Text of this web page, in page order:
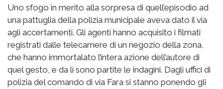
Uno sfogo in merito alla sorpresa di quell’episodio ad
una pattuglia della polizia municipale aveva dato il via
agli accertamenti. Gli agenti hanno acquisito i filmati
registrati dalle telecamere di un negozio della zona,
che hanno immortalato l’intera azione dell’autore di
quel gesto, e da lì sono partite le indagini. Dagli uffici di
polizia del comando di via Fara si stanno ponendo gli